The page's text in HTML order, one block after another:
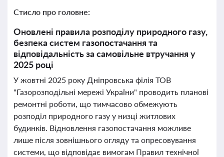
Стисло про головне:
Оновлені правила розподілу природного газу,
безпека систем газопостачання та
відповідальність за самовільне втручання у
2025 році
У жовтні 2025 року Дніпровська філія ТОВ
"Газорозподільні мережі України" проводить планові
ремонтні роботи, що тимчасово обмежують
розподіл природного газу у низці житлових
будинків. Відновлення газопостачання можливе
лише після зовнішнього огляду та опресовування
системи, що відповідає вимогам Правил технічної